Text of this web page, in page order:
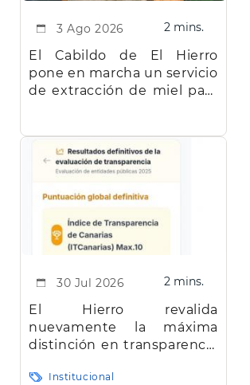
3 Ago 2026 2 mins.
El Cabildo de El Hierro
pone en marcha un servicio
de extracción de miel para
30 Jul 2026 2 mins.
El Hierro revalida
nuevamente la máxima
distinción en transparencia
Institucional